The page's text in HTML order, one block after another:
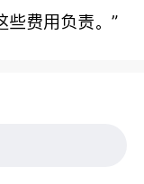
费用负责。”